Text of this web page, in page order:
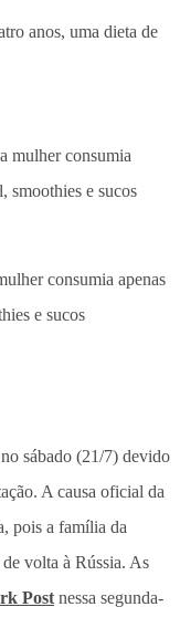
anos, uma dieta de
consumia apenas
e sucos
sábado (21/7) devido
A causa oficial da
pois a família da
volta à Rússia. As
Post nessa segunda-